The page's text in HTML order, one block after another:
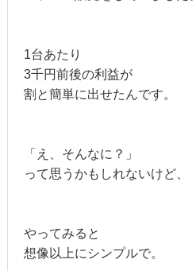
1台あたり
3千円前後の利益が
割と簡単に出せたんです。
「え、そんなに？」
って思うかもしれないけど、
やってみると
想像以上にシンプルで。